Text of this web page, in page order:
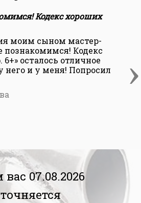
›
Кодекс хороших
моим сыном мастер-
познакомимся! Кодекс
осталось отличное
него и у меня! Попросил
07.08.2026